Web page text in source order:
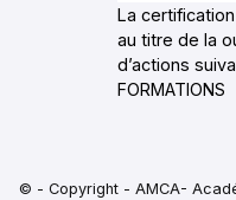
La
au titre de la
d’actions
FORMATIONS
© - Copyright - AMCA-